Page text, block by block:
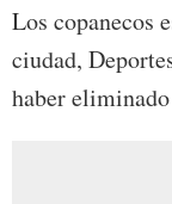
Los copanecos
ciudad,
haber